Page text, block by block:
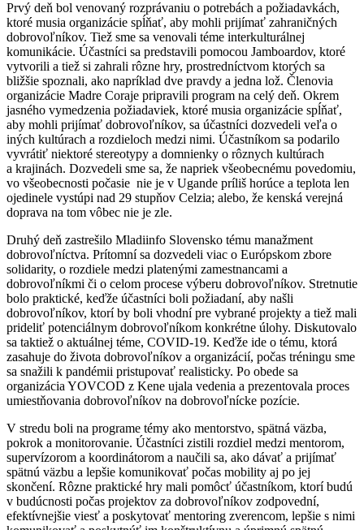
Prvý deň bol venovaný rozprávaniu o potrebách a požiadavkách,
ktoré musia organizácie spĺňať, aby mohli prijímať zahraničných
dobrovoľníkov. Tiež sme sa venovali téme interkulturálnej
komunikácie. Účastníci sa predstavili pomocou Jamboardov, ktoré
vytvorili a tiež si zahrali rôzne hry, prostredníctvom ktorých sa
bližšie spoznali, ako napríklad dve pravdy a jedna lož. Členovia
organizácie Madre Coraje pripravili program na celý deň. Okrem
jasného vymedzenia požiadaviek, ktoré musia organizácie spĺňať,
aby mohli prijímať dobrovoľníkov, sa účastníci dozvedeli veľa o
iných kultúrach a rozdieloch medzi nimi. Účastníkom sa podarilo
vyvrátiť niektoré stereotypy a domnienky o rôznych kultúrach
a krajinách. Dozvedeli sme sa, že napriek všeobecnému povedomiu,
vo všeobecnosti počasie nie je v Ugande príliš horúce a teplota len
ojedinele vystúpi nad 29 stupňov Celzia; alebo, že kenská verejná
doprava na tom vôbec nie je zle.
Druhý deň zastrešilo Mladiinfo Slovensko tému manažment
dobrovoľníctva. Prítomní sa dozvedeli viac o Európskom zbore
solidarity, o rozdiele medzi platenými zamestnancami a
dobrovoľníkmi či o celom procese výberu dobrovoľníkov. Stretnutie
bolo praktické, keďže účastníci boli požiadaní, aby našli
dobrovoľníkov, ktorí by boli vhodní pre vybrané projekty a tiež mali
prideliť potenciálnym dobrovoľníkom konkrétne úlohy. Diskutovalo
sa taktiež o aktuálnej téme, COVID-19. Keďže ide o tému, ktorá
zasahuje do života dobrovoľníkov a organizácií, počas tréningu sme
sa snažili k pandémii pristupovať realisticky. Po obede sa
organizácia YOVCOD z Kene ujala vedenia a prezentovala proces
umiestňovania dobrovoľníkov na dobrovoľnícke pozície.
V stredu boli na programe témy ako mentorstvo, spätná väzba,
pokrok a monitorovanie. Účastníci zistili rozdiel medzi mentorom,
supervízorom a koordinátorom a naučili sa, ako dávať a prijímať
spätnú väzbu a lepšie komunikovať počas mobility aj po jej
skončení. Rôzne praktické hry mali pomôcť účastníkom, ktorí budú
v budúcnosti počas projektov za dobrovoľníkov zodpovední,
efektívnejšie viesť a poskytovať mentoring zverencom, lepšie s nimi